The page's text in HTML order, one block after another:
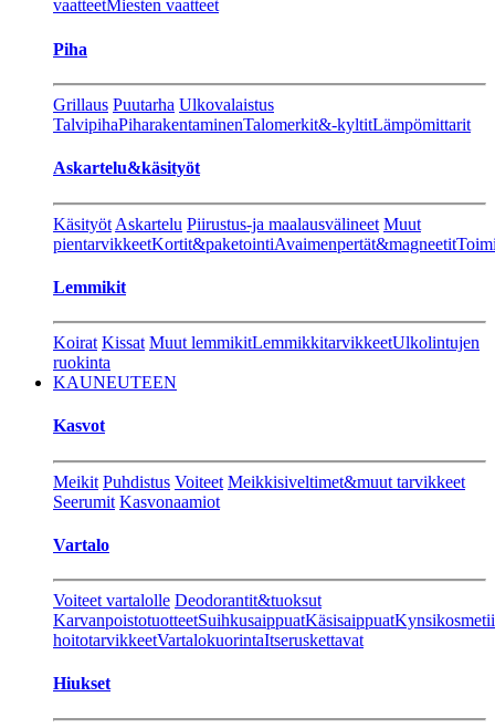
vaatteetMiesten vaatteet
Piha
Grillaus Puutarha Ulkovalaistus
TalvipihaPiharakentaminenTalomerkit&-kyltitLämpömittarit
Askartelu&käsityöt
Käsityöt Askartelu Piirustus-ja maalausvälineet Muut
pientarvikkeetKortit&paketointiAvaimenpertät&magneetit
Lemmikit
Koirat Kissat Muut lemmikitLemmikkitarvikkeetUlkolintujen
ruokinta
KAUNEUTEEN
Kasvot
Meikit Puhdistus Voiteet Meikkisiveltimet&muut tarvikkeet
Seerumit Kasvonaamiot
Vartalo
Voiteet vartalolle Deodorantit&tuoksut
KarvanpoistotuotteetSuihkusaippuatKäsisaippuat
hoitotarvikkeetVartalokuorintaItseruskettavat
Hiukset